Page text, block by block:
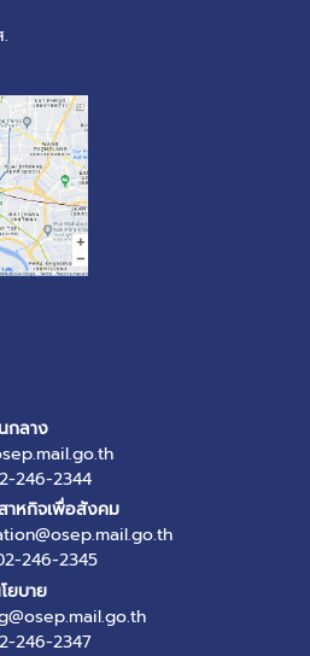
กลาง
246-2344
าหกิจเพื่อสังคม
246-2345
ยบาย
246-2347